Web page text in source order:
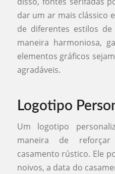
dar um ar mais clássico
de diferentes estilos
maneira harmoniosa,
elementos gráficos
agradáveis.
Logotipo
Um logotipo
maneira de
casamento rústico. Ele
noivos, a data do